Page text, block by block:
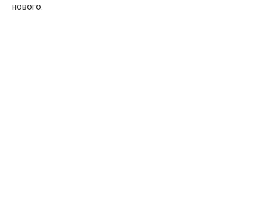
нового.